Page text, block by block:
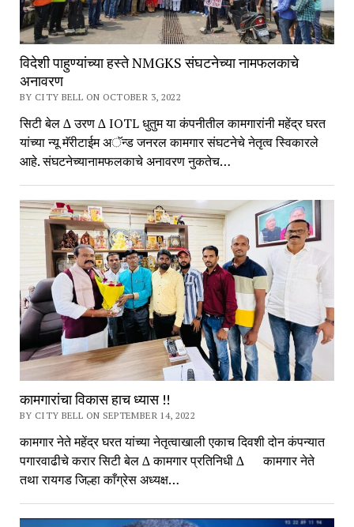
विदेशी पाहुण्यांच्या हस्ते NMGKS संघटनेच्या नामफलकाचे
अनावरण
BY CITY BELL ON OCTOBER 3, 2022
सिटी बेल ∆ उरण ∆ IOTL धुतुम या कंपनीतील कामगारांनी महेंद्र घरत
यांच्या न्यू मॅरीटाईम अॅन्ड जनरल कामगार संघटनेचे नेतृत्व स्विकारले
आहे. संघटनेच्यानामफलकाचे अनावरण नुकतेच…
कामगारांचा विकास हाच ध्यास !!
BY CITY BELL ON SEPTEMBER 14, 2022
कामगार नेते महेंद्र घरत यांच्या नेतृत्वाखाली एकाच दिवशी दोन कंपन्यात
पगारवाढीचे करार सिटी बेल ∆ कामगार प्रतिनिधी ∆ कामगार नेते
तथा रायगड जिल्हा काँग्रेस अध्यक्ष…